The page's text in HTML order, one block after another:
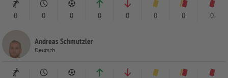
0 0 0 0 0 0 0 0
Andreas Schmutzler
Deutsch